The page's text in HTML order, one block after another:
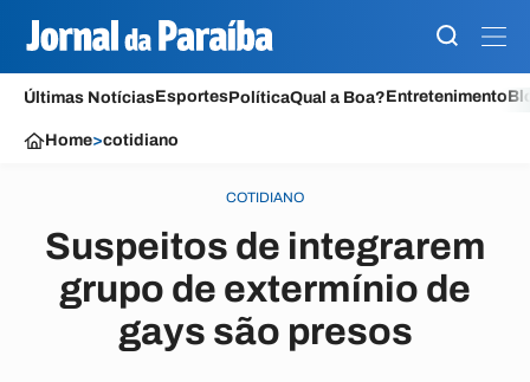
Últimas NotíciasEsportesPolíticaQual a Boa?Entretenimento
Home>cotidiano
COTIDIANO
Suspeitos de integrarem
grupo de extermínio de
gays são presos